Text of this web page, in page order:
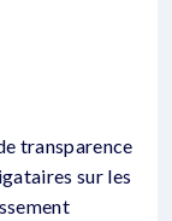
transparence
sur les